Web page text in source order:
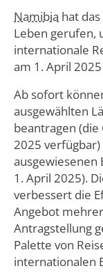
Namibia hat
Leben gerufen,
internationale
am 1. April
Ab sofort
ausgewählten
beantragen
2025
ausgewiesenen
1. April 2025).
verbessert die
Angebot
Antragstellung
Palette von
internationalen